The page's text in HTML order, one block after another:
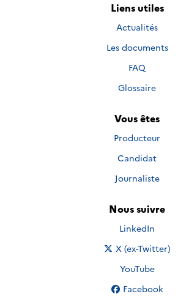
Liens utiles
Actualités
Les documents
FAQ
Glossaire
Vous êtes
Producteur
Candidat
Journaliste
Nous suivre
Nous suivre sur
LinkedIn
Nous suivre sur
X (ex-Twitter)
Nous suivre sur
YouTube
Nous suivre sur
Facebook